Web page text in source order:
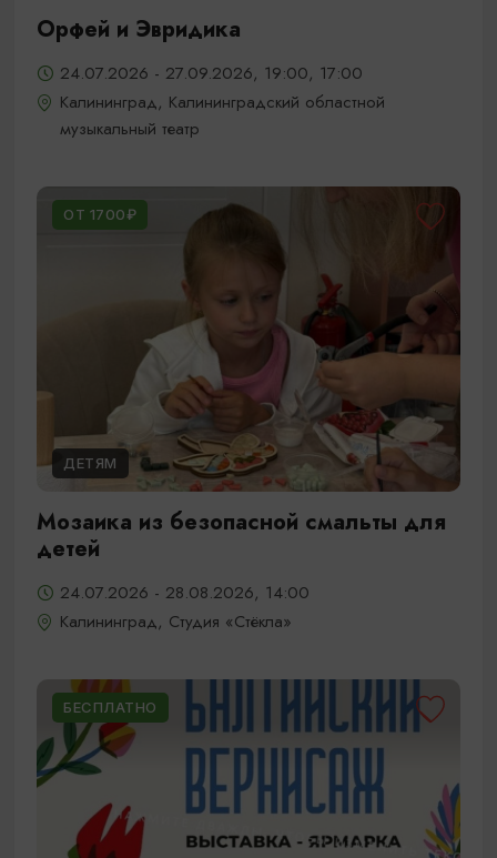
Орфей и Эвридика
24.07.2026 - 27.09.2026, 19:00, 17:00
Калининград, Калининградский областной
музыкальный театр
ОТ 1700₽
ДЕТЯМ
Мозаика из безопасной смальты для
детей
24.07.2026 - 28.08.2026, 14:00
Калининград, Студия «Стёкла»
БЕСПЛАТНО